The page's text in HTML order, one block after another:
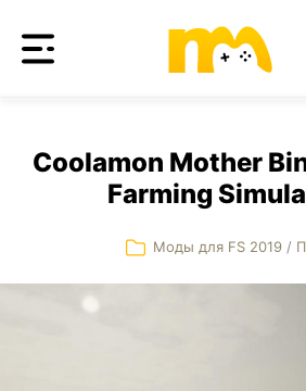
Coolamon Mother
Farming
Моды для FS 2019 /